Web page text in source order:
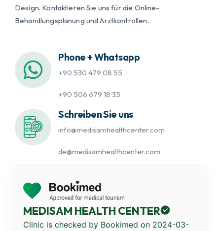
Design. Kontaktieren Sie uns für die Online-
Behandlungsplanung und Arztkontrollen.
Phone + Whatsapp
+90 530 479 08 55
+90 506 679 18 35
Schreiben Sie uns
info@medisamhealthcenter.com
de@medisamhealthcenter.com
MEDISAM HEALTH CENTER
Clinic is checked by Bookimed on 2024-03-